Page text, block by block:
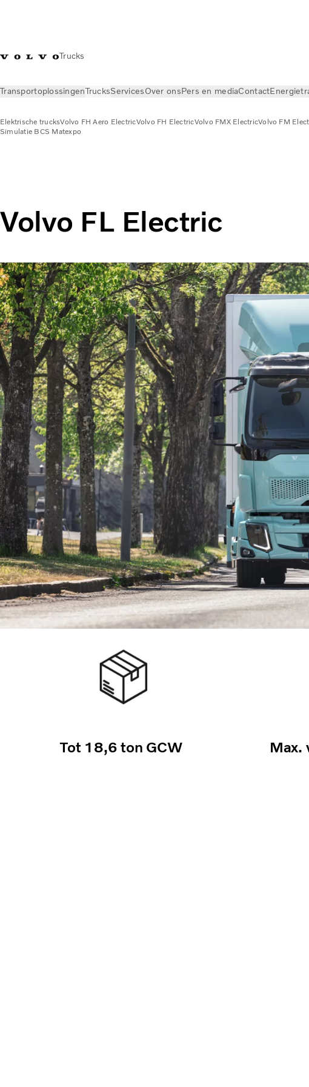
Trucks
TransportoplossingenTrucksServicesOver onsPers en mediaContact
Elektrische trucksVolvo FH Aero ElectricVolvo FH ElectricVolvo FMX ElectricVolvo FM
Simulatie BCS Matexpo
Volvo FL Electric
Tot 18,6 ton GCW Max.